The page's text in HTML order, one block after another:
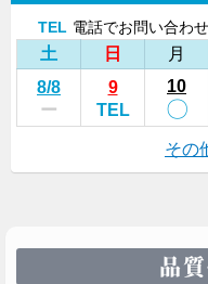
TEL 電話でお問い合わせ
土 日 月
8/8
ー
9
TEL
10
〇
その
品